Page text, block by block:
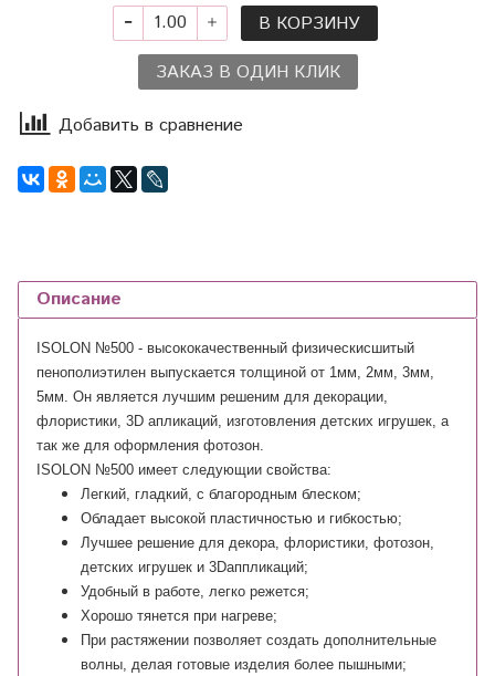
В КОРЗИНУ
ЗАКАЗ В ОДИН КЛИК
Добавить в сравнение
Описание
ISOLON №500 - высококачественный физическисшитый
пенополиэтилен выпускается толщиной от 1мм, 2мм, 3мм,
5мм. Он является лучшим решеним для декорации,
флористики, 3D апликаций, изготовления детских игрушек, а
так же для оформления фотозон.
ISOLON №500 имеет следующии свойства:
Легкий, гладкий, с благородным блеском;
Обладает высокой пластичностью и гибкостью;
Лучшее решение для декора, флористики, фотозон,
детских игрушек и 3Dаппликаций;
Удобный в работе, легко режется;
Хорошо тянется при нагреве;
При растяжении позволяет создать дополнительные
волны, делая готовые изделия более пышными;